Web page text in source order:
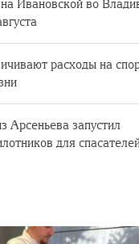
Ивановской во
расходы на
Арсеньева запустил
для